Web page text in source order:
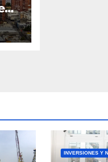
INVERSIONES Y